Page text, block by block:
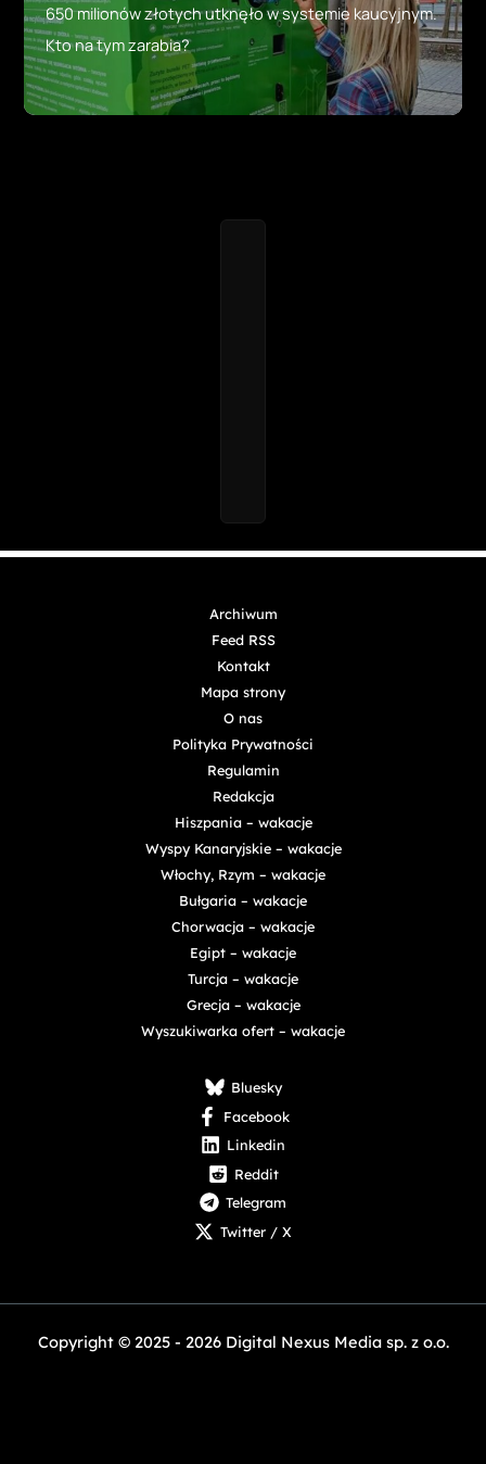
650 milionów złotych utknęło w systemie kaucyjnym.
Kto na tym zarabia?
Archiwum
Feed RSS
Kontakt
Mapa strony
O nas
Polityka Prywatności
Regulamin
Redakcja
Hiszpania – wakacje
Wyspy Kanaryjskie – wakacje
Włochy, Rzym – wakacje
Bułgaria – wakacje
Chorwacja – wakacje
Egipt – wakacje
Turcja – wakacje
Grecja – wakacje
Wyszukiwarka ofert – wakacje
Bluesky
Facebook
Linkedin
Reddit
Telegram
Twitter / X
Copyright © 2025 - 2026 Digital Nexus Media sp. z o.o.